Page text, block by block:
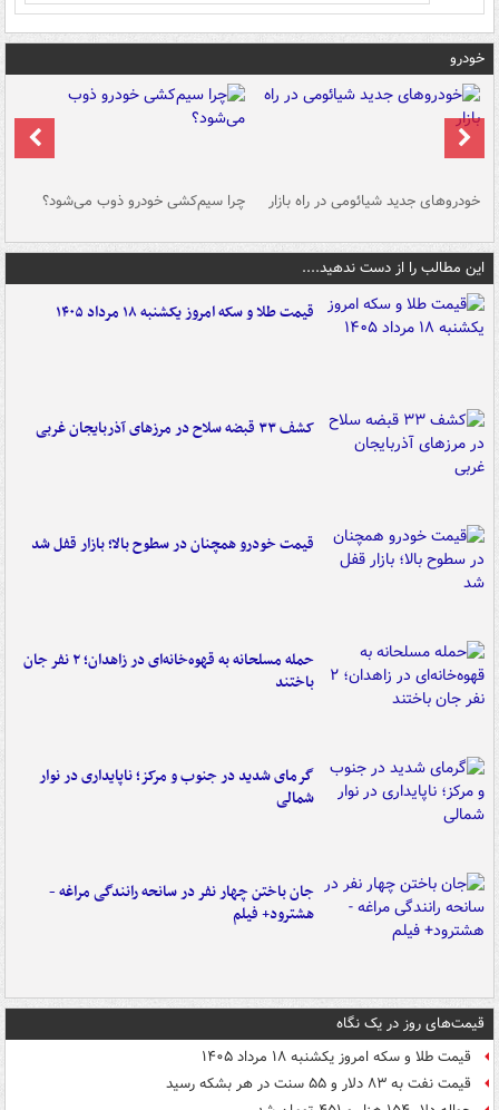
خودرو
خودروهای جدید شیائومی در راه بازار چرا سیم‌کشی خودرو ذوب می‌شود؟
این مطالب را از دست ندهید....
قیمت طلا و سکه امروز یکشنبه ۱۸ مرداد ۱۴۰۵
کشف ۳۳ قبضه سلاح در مرزهای آذربایجان غربی
قیمت خودرو همچنان در سطوح بالا؛ بازار قفل شد
حمله مسلحانه به قهوه‌خانه‌ای در زاهدان؛ ۲ نفر جان
باختند
گرمای شدید در جنوب و مرکز؛ ناپایداری در نوار
شمالی
جان باختن چهار نفر در سانحه رانندگی مراغه -
هشترود+ فیلم
قیمت‌های روز در یک نگاه
قیمت طلا و سکه امروز یکشنبه ۱۸ مرداد ۱۴۰۵
قیمت نفت به ۸۳ دلار و ۵۵ سنت در هر بشکه رسید